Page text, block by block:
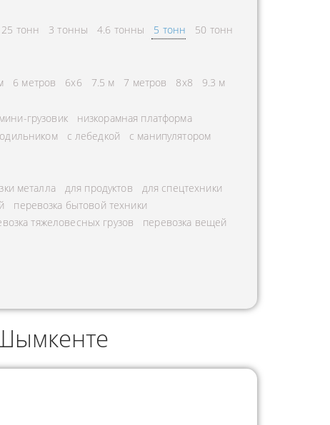
25 тонн 3 тонны 4.6 тонны 5 тонн
50 тонн
6 метров 6х6 7.5 м 7 метров 8х8 9.3 м
мини-грузовик
низкорамная платформа
с лебедкой
с манипулятором
металла для продуктов
для спецтехники
перевозка бытовой техники
тяжеловесных грузов
перевозка вещей